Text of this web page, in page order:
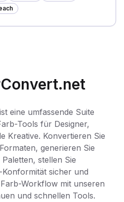
eine umfassende Suite
Tools für Designer,
Kreative. Konvertieren Sie
generieren Sie
stellen Sie
sicher und
Workflow mit unseren
und schnellen Tools.